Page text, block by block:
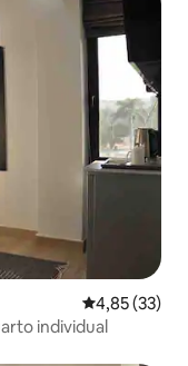
4,85 de uma
4,85 (33)
individual